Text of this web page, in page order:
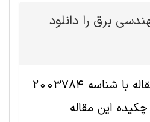
برق را دانلود
فایل انگلیسی این مقاله با شناسه 2003784
این مقاله